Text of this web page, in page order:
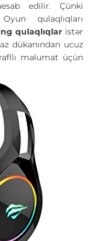
edilir. Çünki
qulaqlıqları
qulaqlıqlaristər
dükanından ucuz
məlumat üçün